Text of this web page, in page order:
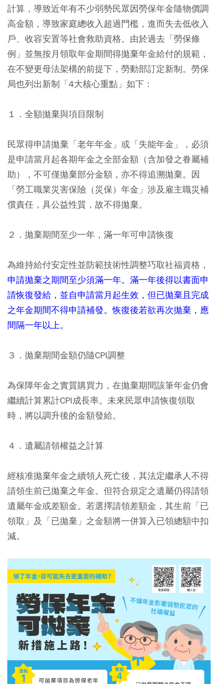
計算，導致近年有不少弱勢民眾因勞保年金隨物價調
高金額，導致家庭總收入超過門檻，進而失去低收入
戶、收容安置等社會救助資格。由於過去「勞保條
例」並無按月領取年金期間得拋棄年金給付的規範，
在不變更母法架構的前提下，勞動部訂定新制。勞保
局也列出新制「4大核心重點」如下：
１．全額拋棄與項目限制
民眾得申請拋棄「老年年金」或「失能年金」，必須
是申請當月起各期年金之全部金額（含加發之眷屬補
助），不可僅拋棄部分金額，亦不得追溯拋棄。因
「勞工職業災害保險（災保）年金」涉及雇主職災補
償責任，具公益性質，故不得拋棄。
２．拋棄期間至少一年，滿一年可申請恢復
為維持給付安定性並防範技術性調整巧取社福資格，
申請拋棄之期間至少須滿一年。滿一年後得以書面申
請恢復發給，並自申請當月起生效，但已拋棄且完成
之年金期間不得申請補發。恢復後若欲再次拋棄，應
間隔一年以上。
３．拋棄期間金額仍隨CPI調整
為保障年金之實質購買力，在拋棄期間該筆年金仍會
繼續計算累計CPI成長率。未來民眾申請恢復領取
時，將以調升後的金額發給。
４．遺屬請領權益之計算
經核准拋棄年金之續領人死亡後，其法定繼承人不得
請領生前已拋棄之年金。但符合規定之遺屬仍得請領
遺屬年金或差額金。若選擇請領差額金，其生前「已
領取」及「已拋棄」之金額將一併算入已領總額中扣
減。